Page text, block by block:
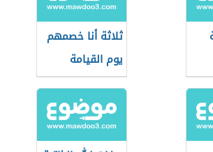
ثلاثة أنا خصمهم
يوم القيامة